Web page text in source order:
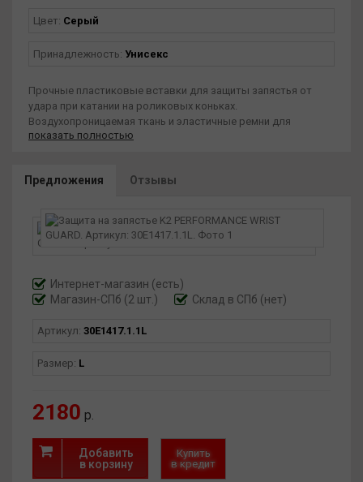
Цвет: Серый
Принадлежность: Унисекс
Прочные пластиковые вставки для защиты запястья от
удара при катании на роликовых коньках.
Воздухопроницаемая ткань и эластичные ремни для
идеальной посадки и комфортной носки.
показать полностью
Предложения Отзывы
Интернет-магазин (есть)
Магазин-СПб (2 шт.)
Склад в СПб (нет)
Артикул: 30E1417.1.1L
Размер: L
2180 р.
Добавить
в корзину
Купить
в кредит